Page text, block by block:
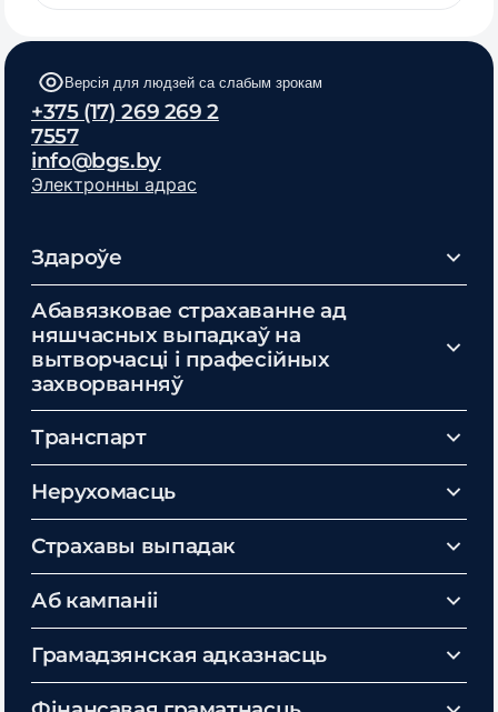
Версія для людзей са слабым зрокам
+375 (17) 269 269 2
7557
info@bgs.by
Электронны адрас
Здароўе
Абавязковае страхаванне ад
няшчасных выпадкаў на
вытворчасці і прафесійных
захворванняў
Транспарт
Нерухомасць
Страхавы выпадак
Аб кампаніі
Грамадзянская адказнасць